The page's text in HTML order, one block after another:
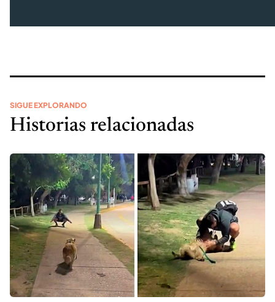
SIGUE EXPLORANDO
Historias relacionadas